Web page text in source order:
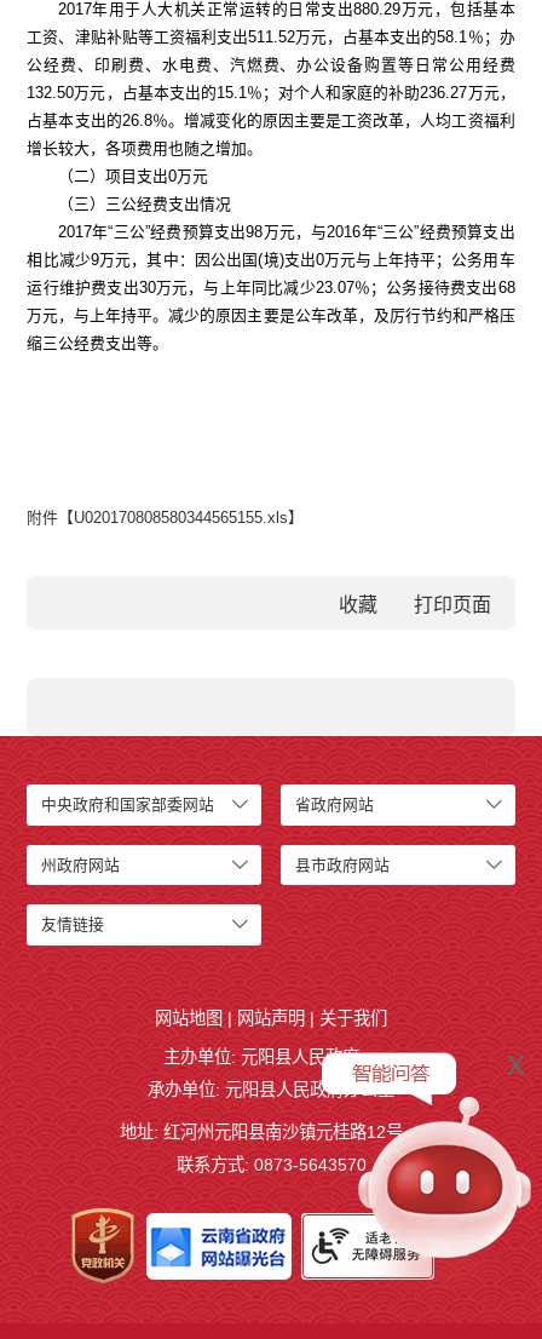
2017年用于人大机关正常运转的日常支出880.29万元，包括基本
工资、津贴补贴等工资福利支出511.52万元，占基本支出的58.1％；办
公经费、印刷费、水电费、汽燃费、办公设备购置等日常公用经费
132.50万元，占基本支出的15.1％； 对个人和家庭的补助236.27万元，
占基本支出的26.8％。 增减变化的原因主要是工资改革，人均工资福利
增长较大，各项费用也随之增加。
（二）项目支出0万元
（三）三公经费支出情况
2017年“三公”经费预算支出98万元，与2016年“三公”经费预算支出
相比减少9万元，其中：
因公出国(境)支出0万元与上年持平； 公务用车
运行维护费支出30万元，与上年同比减少23.07％；公务接待费支出68
万元，与上年持平。减少的原因主要是公车改革，及厉行节约和严格压
缩三公经费支出等。
附件【U020170808580344565155.xls】
收藏
中央政府和国家部委网站 省政府网站
州政府网站 县市政府网站
友情链接
x
网站地图 | 网站声明 | 关于我们
主办单位: 元阳县人民政府
承办单位: 元阳县人民政府办公室
地址: 红河州元阳县南沙镇元桂路12号
联系方式: 0873-5643570